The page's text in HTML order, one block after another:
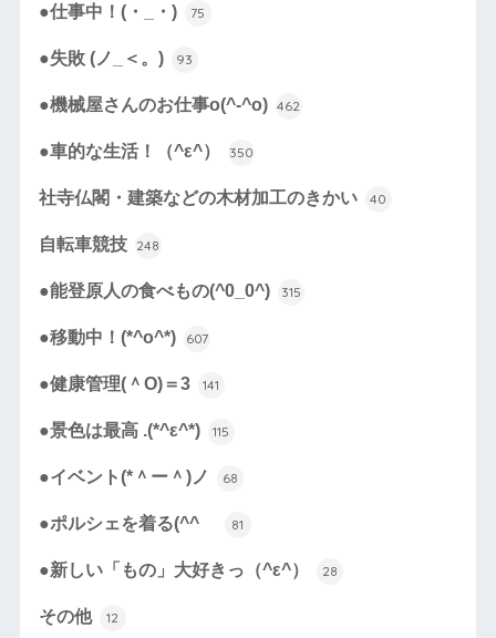
●仕事中！(・_・) 75
●失敗 (ノ_＜。) 93
●機械屋さんのお仕事o(^-^o) 462
●車的な生活！（^ε^） 350
社寺仏閣・建築などの木材加工のきかい 40
自転車競技 248
●能登原人の食べもの(^0_0^) 315
●移動中！(*^o^*) 607
●健康管理(＾O)＝3 141
●景色は最高 .(*^ε^*) 115
●イベント(*＾ー＾)ノ 68
●ポルシェを着る(^^ゞ 81
●新しい「もの」大好きっ（^ε^） 28
その他 12